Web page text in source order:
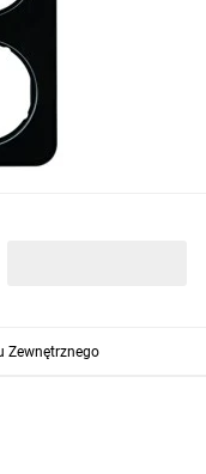
Zewnętrznego